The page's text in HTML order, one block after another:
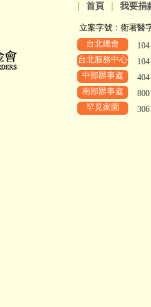
首頁 我要捐
立案字號：衛署醫
台北總會
台北服務中心
中部辦事處
南部辦事處
罕見家園